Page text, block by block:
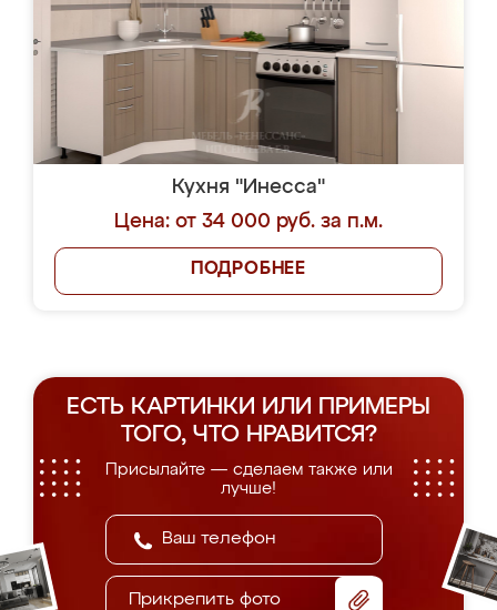
Кухня "Инесса"
Цена: от 34 000 руб. за п.м.
ПОДРОБНЕЕ
ЕСТЬ КАРТИНКИ ИЛИ ПРИМЕРЫ
ТОГО, ЧТО НРАВИТСЯ?
Присылайте — сделаем также или
лучше!
Прикрепить фото